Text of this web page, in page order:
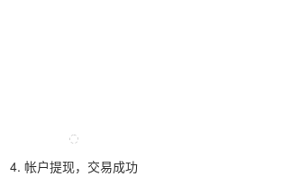
4. 帐户提现，交易成功